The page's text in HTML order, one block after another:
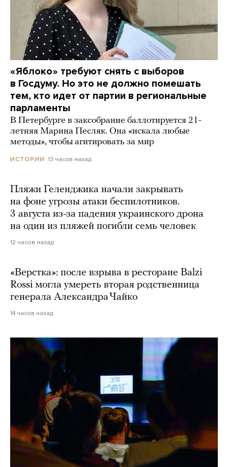
«Яблоко» требуют снять с выборов
в Госдуму. Но это не должно помешать
тем, кто идет от партии в региональные
парламенты
В Петербурге в заксобрание баллотируется 21-
летняя Марина Песляк. Она «искала любые
методы», чтобы агитировать за мир
ИСТОРИИ 13 часов назад
Пляжи Геленджика начали закрывать
на фоне угрозы атаки беспилотников.
3 августа из-за падения украинского дрона
на один из пляжей погибли семь человек
12 часов назад
«Верстка»: после взрыва в ресторане Balzi
Rossi могла умереть вторая родственница
генерала Александра Чайко
14 часов назад